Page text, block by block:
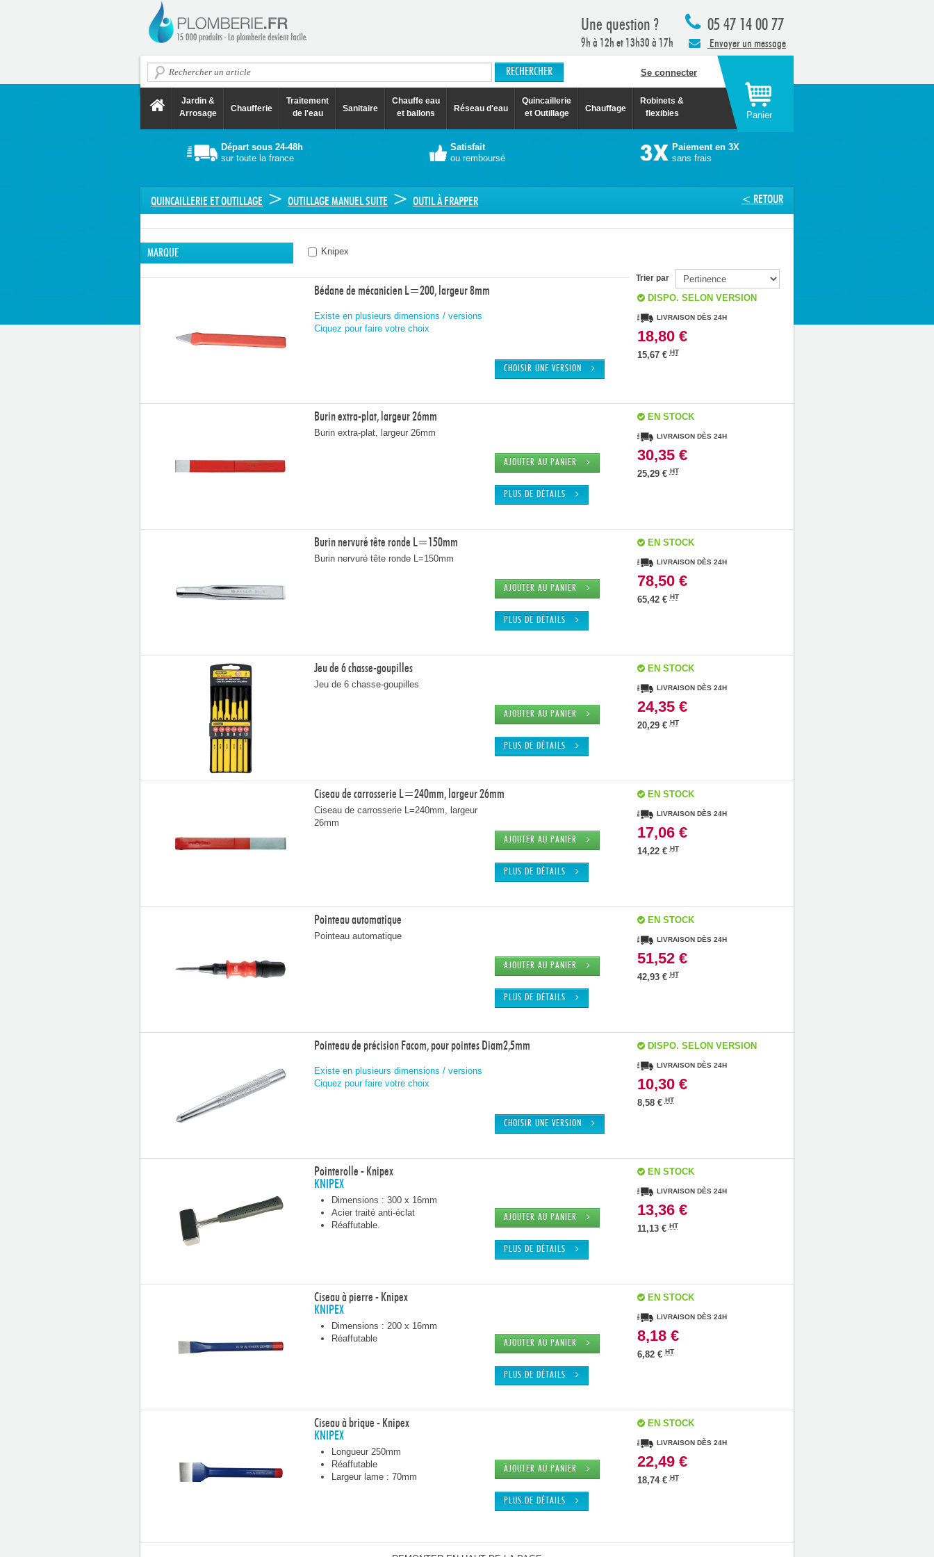
05 47 14 00 77
Envoyer un message
Une question ?
9h à 12h et 13h30 à 17h
Se connecter
Jardin &
Arrosage
Chaufferie
Traitement
de l'eau
Sanitaire
Chauffe eau
et ballons
Réseau d'eau
Quincaillerie
et Outillage
Chauffage
Robinets &
flexibles
Panier
Départ sous 24-48h
sur toute la france
Satisfait
ou remboursé
Paiement en 3X
sans frais
< RETOUR
QUINCAILLERIE ET OUTILLAGE > OUTILLAGE MANUEL SUITE > OUTIL À FRAPPER
MARQUE Knipex
Trier par
Bédane de mécanicien L=200, largeur 8mm
Existe en plusieurs dimensions / versions
Ciquez pour faire votre choix
CHOISIR UNE VERSION
DISPO. SELON VERSION
LIVRAISON DÈS 24H
18,80 €
15,67 €HT
Burin extra-plat, largeur 26mm
Burin extra-plat, largeur 26mm
AJOUTER AU PANIER
PLUS DE DÉTAILS
EN STOCK
LIVRAISON DÈS 24H
30,35 €
25,29 €HT
Burin nervuré tête ronde L=150mm
Burin nervuré tête ronde L=150mm
AJOUTER AU PANIER
PLUS DE DÉTAILS
EN STOCK
LIVRAISON DÈS 24H
78,50 €
65,42 €HT
Jeu de 6 chasse-goupilles
Jeu de 6 chasse-goupilles
AJOUTER AU PANIER
PLUS DE DÉTAILS
EN STOCK
LIVRAISON DÈS 24H
24,35 €
20,29 €HT
Ciseau de carrosserie L=240mm, largeur 26mm
Ciseau de carrosserie L=240mm, largeur
26mm
AJOUTER AU PANIER
PLUS DE DÉTAILS
EN STOCK
LIVRAISON DÈS 24H
17,06 €
14,22 €HT
Pointeau automatique
Pointeau automatique
AJOUTER AU PANIER
PLUS DE DÉTAILS
EN STOCK
LIVRAISON DÈS 24H
51,52 €
42,93 €HT
Pointeau de précision Facom, pour pointes Diam2,5mm
Existe en plusieurs dimensions / versions
Ciquez pour faire votre choix
CHOISIR UNE VERSION
DISPO. SELON VERSION
LIVRAISON DÈS 24H
10,30 €
8,58 €HT
Pointerolle - Knipex
KNIPEX
Dimensions : 300 x 16mm
Acier traité anti-éclat
Réaffutable.
AJOUTER AU PANIER
PLUS DE DÉTAILS
EN STOCK
LIVRAISON DÈS 24H
13,36 €
11,13 €HT
Ciseau à pierre - Knipex
KNIPEX
Dimensions : 200 x 16mm
Réaffutable
AJOUTER AU PANIER
PLUS DE DÉTAILS
EN STOCK
LIVRAISON DÈS 24H
8,18 €
6,82 €HT
Ciseau à brique - Knipex
KNIPEX
Longueur 250mm
Réaffutable
Largeur lame : 70mm
AJOUTER AU PANIER
PLUS DE DÉTAILS
EN STOCK
LIVRAISON DÈS 24H
22,49 €
18,74 €HT